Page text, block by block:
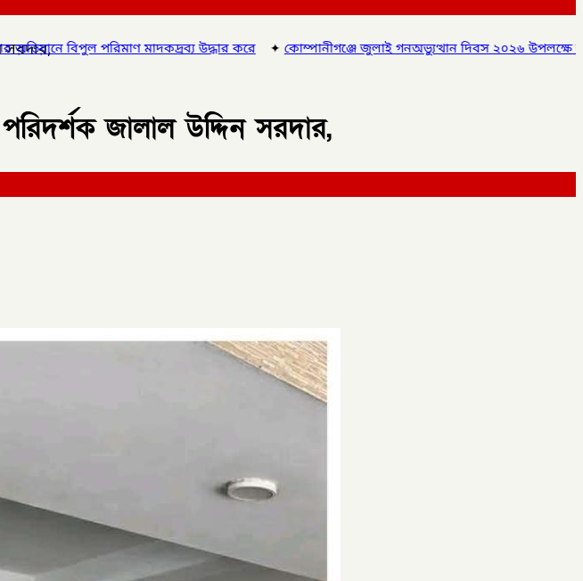
উদ্ধার করে✦কোম্পানীগঞ্জে জুলাই গনঅভ্যুত্থান দিবস ২০২৬ উপলক্ষে আলোচনা সভা ও বিশেষ
সরদার,
জালাল উদ্দিন সরদার,